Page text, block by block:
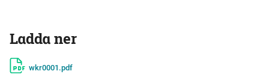
Ladda ner
wkr0001.pdf